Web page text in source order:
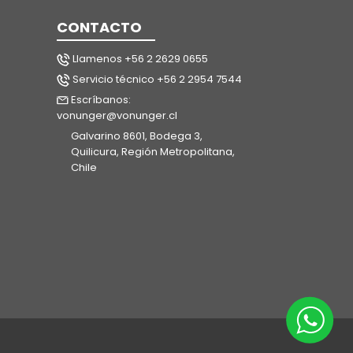
CONTACTO
Llamenos +56 2 2629 0655
Servicio técnico +56 2 2954 7544
Escríbanos:
vonunger@vonunger.cl
Galvarino 8601, Bodega 3,
Quilicura, Región Metropolitana,
Chile